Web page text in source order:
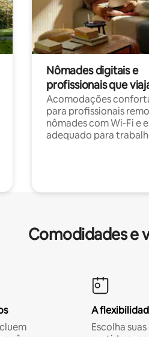
Nômades digitais e
profissionais que
Acomodações
para profissionais
nômades com Wi-Fi e
adequado para
Comodidades e
A
Escolha